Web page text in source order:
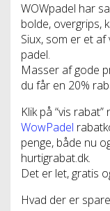
WOWpadel har
bolde, overgrips,
Siux, som er et
padel.
Masser af gode
du får en 20%
Klik på “vis
WowPadel
penge, både nu
hurtigrabat.dk.
Det er let, gratis
Hvad der er